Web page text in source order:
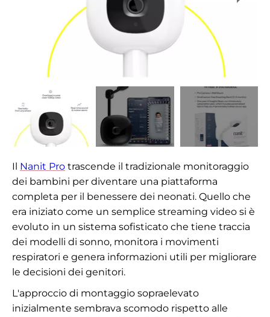
Il Nanit Pro trascende il tradizionale monitoraggio
dei bambini per diventare una piattaforma
completa per il benessere dei neonati. Quello che
era iniziato come un semplice streaming video si è
evoluto in un sistema sofisticato che tiene traccia
dei modelli di sonno, monitora i movimenti
respiratori e genera informazioni utili per migliorare
le decisioni dei genitori.
L'approccio di montaggio sopraelevato
inizialmente sembrava scomodo rispetto alle